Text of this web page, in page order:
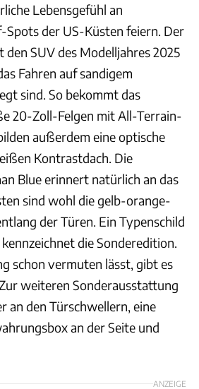
Lebensgefühl an
Spots der US-Küsten feiern. Der
SUV des Modelljahres 2025
Fahren auf sandigem
sind. So bekommt das
20-Zoll-Felgen mit All-Terrain-
außerdem eine optische
Kontrastdach. Die
Blue erinnert natürlich an das
sind wohl die gelb-orange-
der Türen. Ein Typenschild
die Sonderedition.
schon vermuten lässt, gibt es
weiteren Sonderausstattung
an den Türschwellern, eine
an der Seite und
ANZEIGE